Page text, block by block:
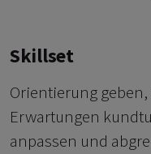
Skillset
Orientierung
Erwartungen
anpassen und